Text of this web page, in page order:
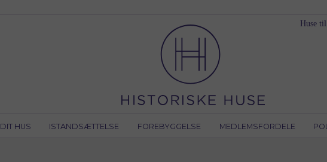
DIT HUS ISTANDSÆTTELSE FOREBYGGELSE MEDLEMSFORDELE
Huse